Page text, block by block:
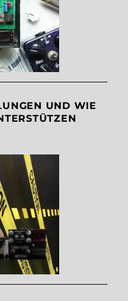
UND WIE